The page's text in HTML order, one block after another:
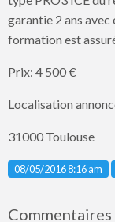
garantie 2 ans
formation est
Prix: 4 500 €
Localisation
31000 Toulouse
08/05/2016 8:16 am
Commentaires